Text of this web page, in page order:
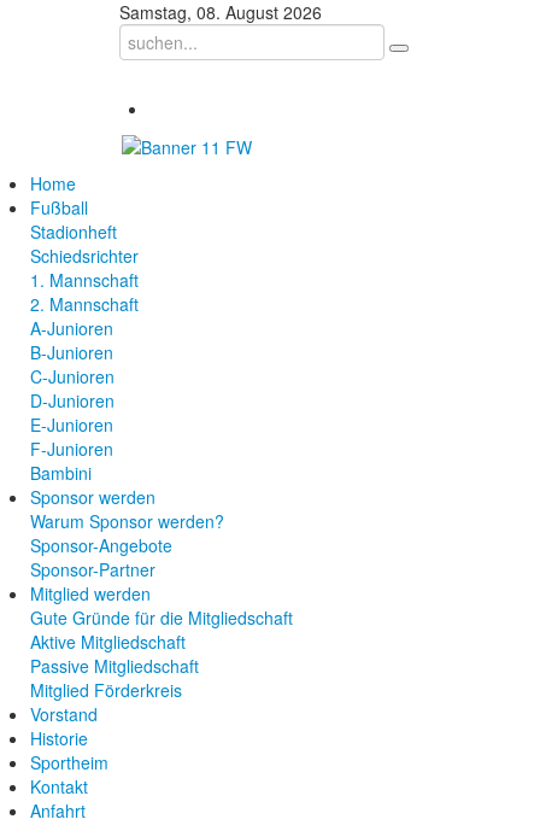
Samstag, 08. August 2026
Home
Fußball
Stadionheft
Schiedsrichter
1. Mannschaft
2. Mannschaft
A-Junioren
B-Junioren
C-Junioren
D-Junioren
E-Junioren
F-Junioren
Bambini
Sponsor werden
Warum Sponsor werden?
Sponsor-Angebote
Sponsor-Partner
Mitglied werden
Gute Gründe für die Mitgliedschaft
Aktive Mitgliedschaft
Passive Mitgliedschaft
Mitglied Förderkreis
Vorstand
Historie
Sportheim
Kontakt
Anfahrt